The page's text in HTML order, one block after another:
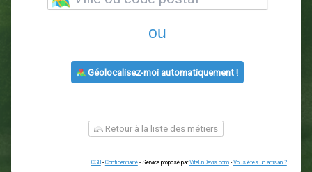
Entrez le code postal ou la
ou